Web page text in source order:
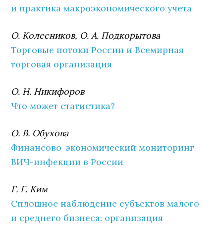
и практика макроэкономического учета
О. Колесников, О. А. Подкорытова
Торговые потоки России и Всемирная
торговая организация
О. Н. Никифоров
Что может статистика?
О. В. Обухова
Финансово-экономический мониторинг
ВИЧ-инфекции в России
Г. Г. Ким
Сплошное наблюдение субъектов малого
и среднего бизнеса: организация